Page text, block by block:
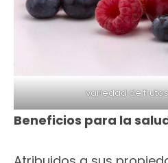
variedad de
Beneficios para la